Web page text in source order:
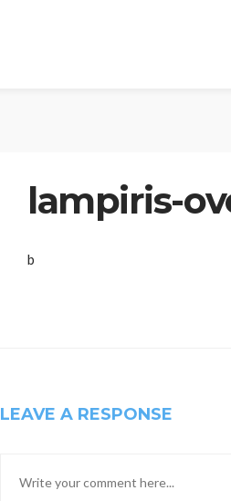
lampiris-
b
LEAVE A RESPONSE